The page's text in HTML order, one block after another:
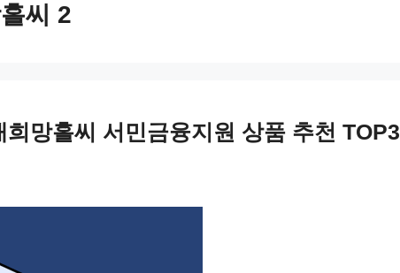
씨 2
망홀씨 서민금융지원 상품 추천 TOP3